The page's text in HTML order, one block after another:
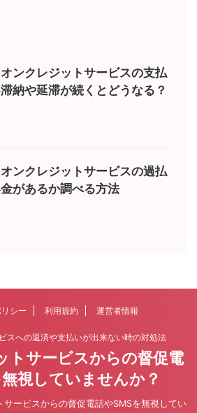
ンクレジットサービスの支払
納や延滞が続くとどうなる？
ンクレジットサービスの過払
があるか調べる方法
シー 利用規約 運営者情報
スへの返済や支払いが出来ない時の対処法
トサービスからの督促電
視していませんか？
ービスからの督促電話やSMSを無視してい